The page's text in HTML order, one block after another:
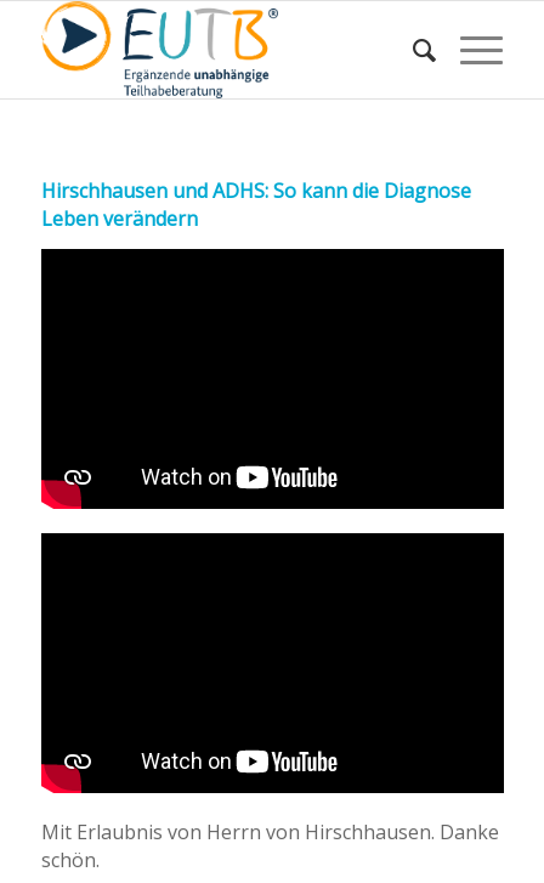
Hirschhausen und ADHS: So kann die Diagnose
Leben verändern
Mit Erlaubnis von Herrn von Hirschhausen. Danke
schön.